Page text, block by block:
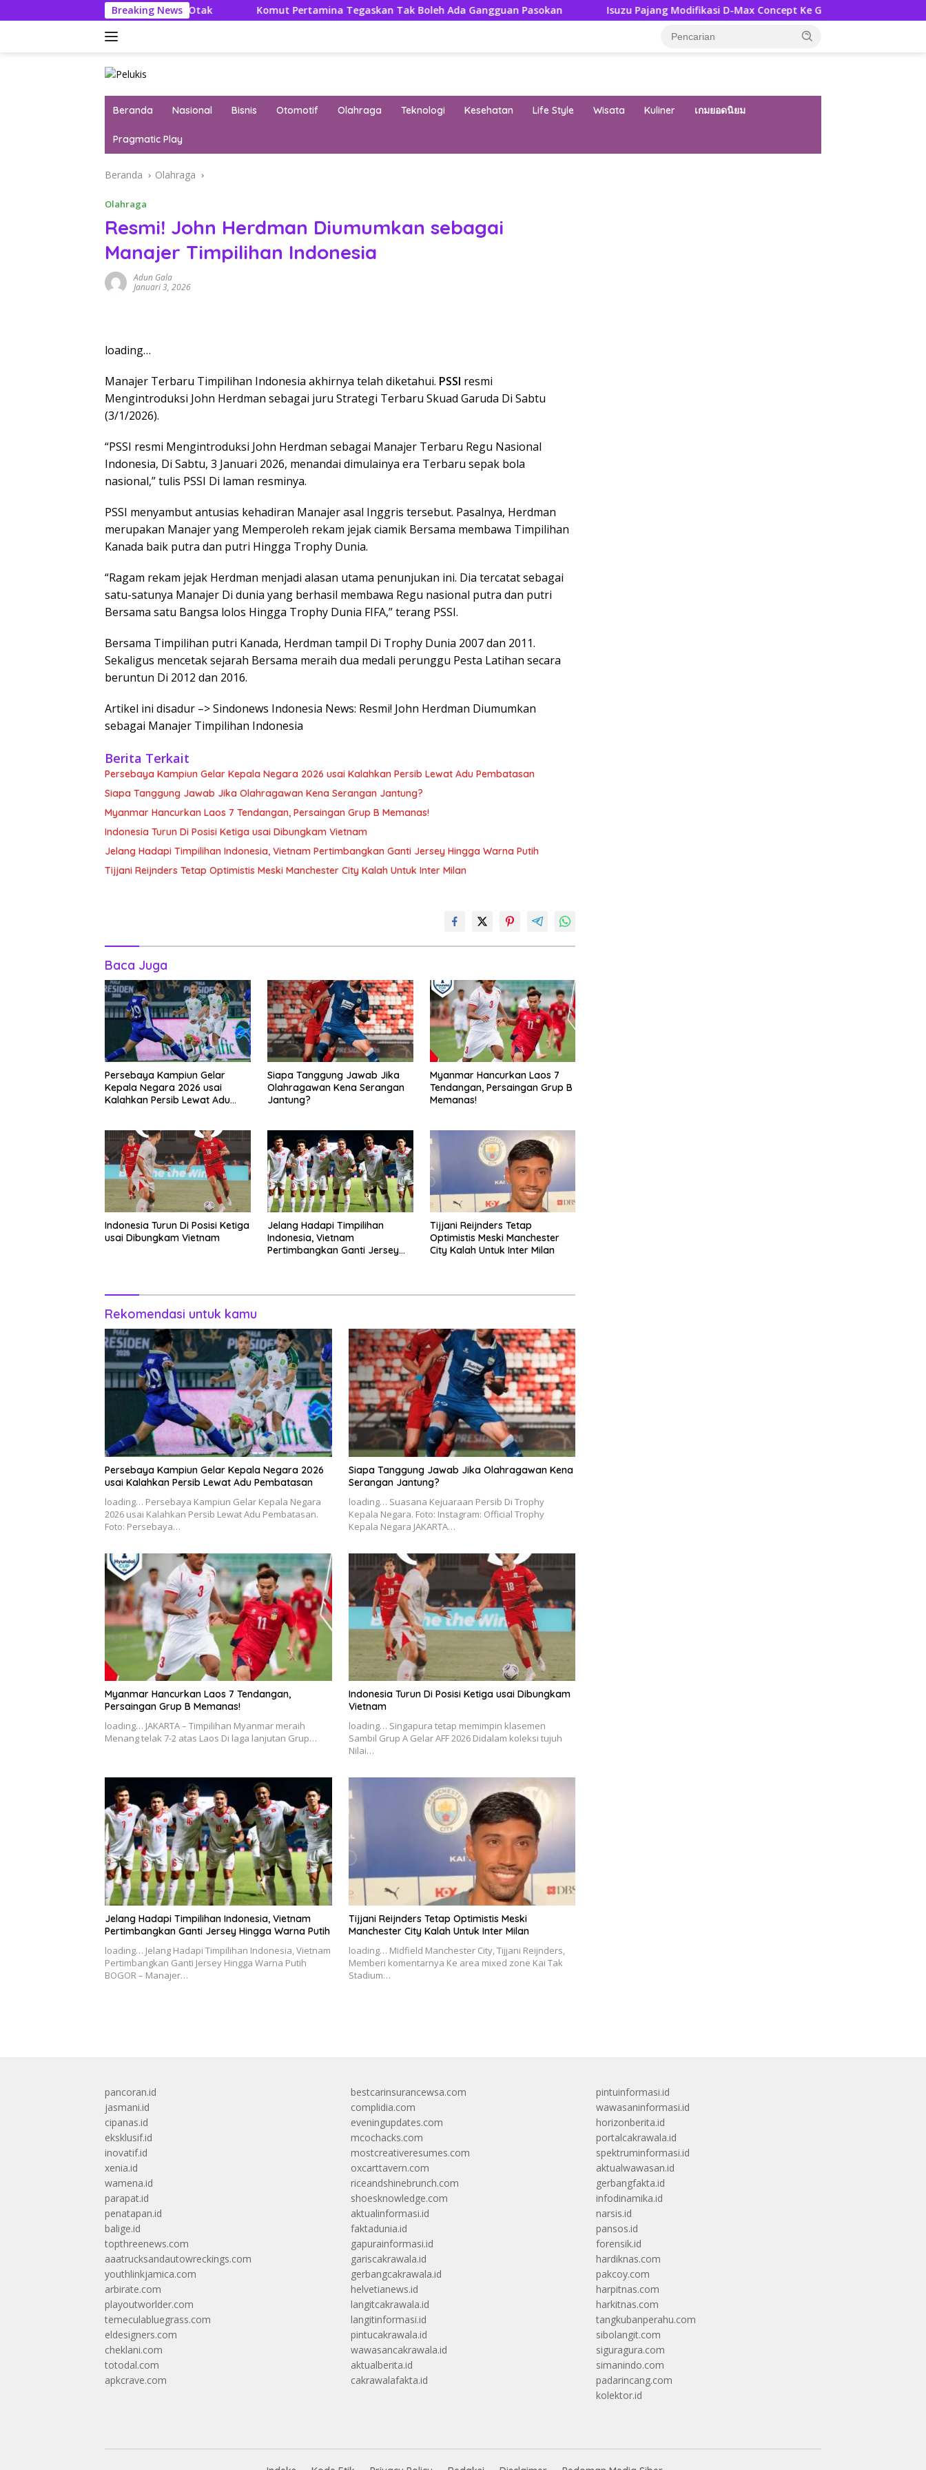
ke
Breaking News
Literatur Itu Konsumsi Otak Komut Pertamina Tegaskan Tak Boleh Ada Gangguan Pasokan Isuzu Pajang Modifikasi D-Max Concept Ke GIIAS 2026, Ini Ubahannya
Beranda Nasional Bisnis Otomotif Olahraga Teknologi Kesehatan Life Style Wisata Kuliner เกมยอดนิยม
Pragmatic Play
Beranda Olahraga
Olahraga
Resmi! John Herdman Diumumkan sebagai
Manajer Timpilihan Indonesia
Adun Gala
Januari 3, 2026
loading…
Manajer Terbaru Timpilihan Indonesia akhirnya telah diketahui. PSSI resmi
Mengintroduksi John Herdman sebagai juru Strategi Terbaru Skuad Garuda Di Sabtu
(3/1/2026).
“PSSI resmi Mengintroduksi John Herdman sebagai Manajer Terbaru Regu Nasional
Indonesia, Di Sabtu, 3 Januari 2026, menandai dimulainya era Terbaru sepak bola
nasional,” tulis PSSI Di laman resminya.
PSSI menyambut antusias kehadiran Manajer asal Inggris tersebut. Pasalnya, Herdman
merupakan Manajer yang Memperoleh rekam jejak ciamik Bersama membawa Timpilihan
Kanada baik putra dan putri Hingga Trophy Dunia.
“Ragam rekam jejak Herdman menjadi alasan utama penunjukan ini. Dia tercatat sebagai
satu-satunya Manajer Di dunia yang berhasil membawa Regu nasional putra dan putri
Bersama satu Bangsa lolos Hingga Trophy Dunia FIFA,” terang PSSI.
Bersama Timpilihan putri Kanada, Herdman tampil Di Trophy Dunia 2007 dan 2011.
Sekaligus mencetak sejarah Bersama meraih dua medali perunggu Pesta Latihan secara
beruntun Di 2012 dan 2016.
Artikel ini disadur –> Sindonews Indonesia News: Resmi! John Herdman Diumumkan
sebagai Manajer Timpilihan Indonesia
Berita Terkait
Persebaya Kampiun Gelar Kepala Negara 2026 usai Kalahkan Persib Lewat Adu Pembatasan
Siapa Tanggung Jawab Jika Olahragawan Kena Serangan Jantung?
Myanmar Hancurkan Laos 7 Tendangan, Persaingan Grup B Memanas!
Indonesia Turun Di Posisi Ketiga usai Dibungkam Vietnam
Jelang Hadapi Timpilihan Indonesia, Vietnam Pertimbangkan Ganti Jersey Hingga Warna Putih
Tijjani Reijnders Tetap Optimistis Meski Manchester City Kalah Untuk Inter Milan
Baca Juga
Persebaya Kampiun Gelar
Kepala Negara 2026 usai
Kalahkan Persib Lewat Adu
Siapa Tanggung Jawab Jika
Olahragawan Kena Serangan
Jantung?
Myanmar Hancurkan Laos 7
Tendangan, Persaingan Grup B
Memanas!
Indonesia Turun Di Posisi Ketiga
usai Dibungkam Vietnam
Jelang Hadapi Timpilihan
Indonesia, Vietnam
Pertimbangkan Ganti Jersey
Tijjani Reijnders Tetap
Optimistis Meski Manchester
City Kalah Untuk Inter Milan
Rekomendasi untuk kamu
Persebaya Kampiun Gelar Kepala Negara 2026
usai Kalahkan Persib Lewat Adu Pembatasan
loading… Persebaya Kampiun Gelar Kepala Negara
2026 usai Kalahkan Persib Lewat Adu Pembatasan.
Foto: Persebaya…
Siapa Tanggung Jawab Jika Olahragawan Kena
Serangan Jantung?
loading… Suasana Kejuaraan Persib Di Trophy
Kepala Negara. Foto: Instagram: Official Trophy
Kepala Negara JAKARTA…
Myanmar Hancurkan Laos 7 Tendangan,
Persaingan Grup B Memanas!
loading… JAKARTA – Timpilihan Myanmar meraih
Menang telak 7-2 atas Laos Di laga lanjutan Grup…
Indonesia Turun Di Posisi Ketiga usai Dibungkam
Vietnam
loading… Singapura tetap memimpin klasemen
Sambil Grup A Gelar AFF 2026 Didalam koleksi tujuh
Nilai…
Jelang Hadapi Timpilihan Indonesia, Vietnam
Pertimbangkan Ganti Jersey Hingga Warna Putih
loading… Jelang Hadapi Timpilihan Indonesia, Vietnam
Pertimbangkan Ganti Jersey Hingga Warna Putih
BOGOR – Manajer…
Tijjani Reijnders Tetap Optimistis Meski
Manchester City Kalah Untuk Inter Milan
loading… Midfield Manchester City, Tijjani Reijnders,
Memberi komentarnya Ke area mixed zone Kai Tak
Stadium…
pancoran.id
jasmani.id
cipanas.id
eksklusif.id
inovatif.id
xenia.id
wamena.id
parapat.id
penatapan.id
balige.id
topthreenews.com
aaatrucksandautowreckings.com
youthlinkjamica.com
arbirate.com
playoutworlder.com
temeculabluegrass.com
eldesigners.com
cheklani.com
totodal.com
apkcrave.com
bestcarinsurancewsa.com
complidia.com
eveningupdates.com
mcochacks.com
mostcreativeresumes.com
oxcarttavern.com
riceandshinebrunch.com
shoesknowledge.com
aktualinformasi.id
faktadunia.id
gapurainformasi.id
gariscakrawala.id
gerbangcakrawala.id
helvetianews.id
langitcakrawala.id
langitinformasi.id
pintucakrawala.id
wawasancakrawala.id
aktualberita.id
cakrawalafakta.id
pintuinformasi.id
wawasaninformasi.id
horizonberita.id
portalcakrawala.id
spektruminformasi.id
aktualwawasan.id
gerbangfakta.id
infodinamika.id
narsis.id
pansos.id
forensik.id
hardiknas.com
pakcoy.com
harpitnas.com
harkitnas.com
tangkubanperahu.com
sibolangit.com
siguragura.com
simanindo.com
padarincang.com
kolektor.id